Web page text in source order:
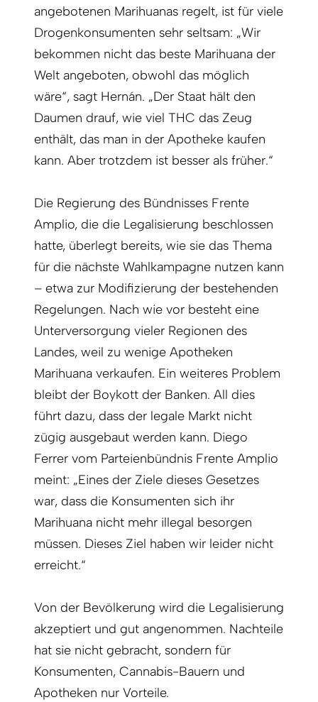
angebotenen Marihuanas regelt, ist für viele
Drogenkonsumenten sehr seltsam: „Wir
bekommen nicht das beste Marihuana der
Welt angeboten, obwohl das möglich
wäre“, sagt Hernán. „Der Staat hält den
Daumen drauf, wie viel THC das Zeug
enthält, das man in der Apotheke kaufen
kann. Aber trotzdem ist besser als früher.“
Die Regierung des Bündnisses Frente
Amplio, die die Legalisierung beschlossen
hatte, überlegt bereits, wie sie das Thema
für die nächste Wahlkampagne nutzen kann
– etwa zur Modifizierung der bestehenden
Regelungen. Nach wie vor besteht eine
Unterversorgung vieler Regionen des
Landes, weil zu wenige Apotheken
Marihuana verkaufen. Ein weiteres Problem
bleibt der Boykott der Banken. All dies
führt dazu, dass der legale Markt nicht
zügig ausgebaut werden kann. Diego
Ferrer vom Parteienbündnis Frente Amplio
meint: „Eines der Ziele dieses Gesetzes
war, dass die Konsumenten sich ihr
Marihuana nicht mehr illegal besorgen
müssen. Dieses Ziel haben wir leider nicht
erreicht.“
Von der Bevölkerung wird die Legalisierung
akzeptiert und gut angenommen. Nachteile
hat sie nicht gebracht, sondern für
Konsumenten, Cannabis-Bauern und
Apotheken nur Vorteile.